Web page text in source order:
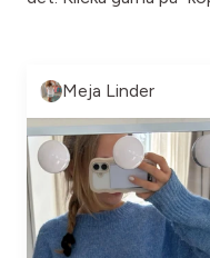
Meja Linder